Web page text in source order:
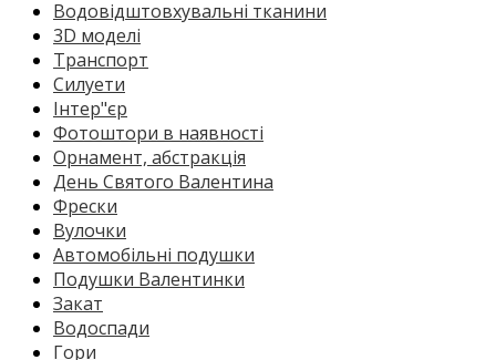
Водовідштовхувальні тканини
3D моделі
Транспорт
Силуети
Інтер"єр
Фотоштори в наявності
Орнамент, абстракція
День Святого Валентина
Фрески
Вулочки
Автомобільні подушки
Подушки Валентинки
Закат
Водоспади
Гори